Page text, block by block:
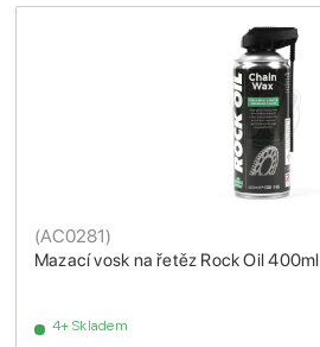
Mazací vosk na řetěz Rock Oil 400ml
(AC0281)
4+ Skladem